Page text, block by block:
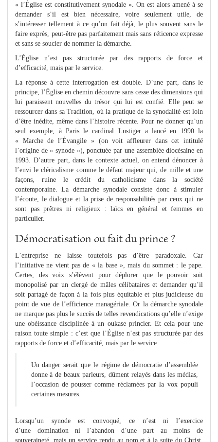
« l’Église est constitutivement synodale ». On est alors amené à se
demander s’il est bien nécessaire, voire seulement utile, de
s’intéresser tellement à ce qu’on fait déjà, le plus souvent sans le
faire exprès, peut-être pas parfaitement mais sans réticence expresse
et sans se soucier de nommer la démarche.
L’Église n’est pas structurée par des rapports de force et
d’efficacité, mais par le service.
La réponse à cette interrogation est double. D’une part, dans le
principe, l’Église en chemin découvre sans cesse des dimensions qui
lui paraissent nouvelles du trésor qui lui est confié. Elle peut se
ressourcer dans sa Tradition, où la pratique de la synodalité est loin
d’être inédite, même dans l’histoire récente. Pour ne donner qu’un
seul exemple, à Paris le cardinal Lustiger a lancé en 1990 la
« Marche de l’Évangile » (on voit affleurer dans cet intitulé
l’origine de « synode »), ponctuée par une assemblée diocésaine en
1993. D’autre part, dans le contexte actuel, on entend dénoncer à
l’envi le cléricalisme comme le défaut majeur qui, de mille et une
façons, ruine le crédit du catholicisme dans la société
contemporaine. La démarche synodale consiste donc à stimuler
l’écoute, le dialogue et la prise de responsabilités par ceux qui ne
sont pas prêtres ni religieux : laïcs en général et femmes en
particulier.
Démocratisation ou fait du prince ?
L’entreprise ne laisse toutefois pas d’être paradoxale. Car
l’initiative ne vient pas de « la base », mais du sommet : le pape.
Certes, des voix s’élèvent pour déplorer que le pouvoir soit
monopolisé par un clergé de mâles célibataires et demander qu’il
soit partagé de façon à la fois plus équitable et plus judicieuse du
point de vue de l’efficience managériale. Or la démarche synodale
ne marque pas plus le succès de telles revendications qu’elle n’exige
une obéissance disciplinée à un oukase princier. Et cela pour une
raison toute simple : c’est que l’Église n’est pas structurée par des
rapports de force et d’efficacité, mais par le service.
Un danger serait que le régime de démocratie d’assemblée
donne à de beaux parleurs, dûment relayés dans les médias,
l’occasion de pousser comme réclamées par la vox populi
certaines mesures.
Lorsqu’un synode est convoqué, ce n’est ni l’exercice
d’une domination ni l’abandon d’une part au moins de
souveraineté, mais un service rendu au nom et à la suite du Christ,